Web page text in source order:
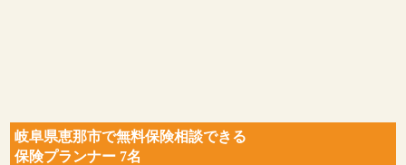
岐阜県恵那市で無料保険相談できる
保険プランナー 7名